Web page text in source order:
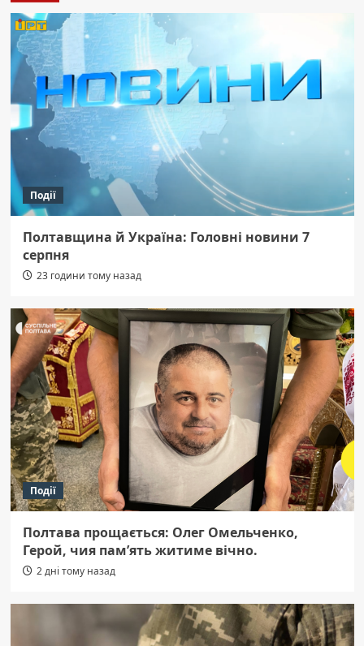
Події
Полтавщина й Україна: Головні новини 7
серпня
23 години тому назад
Події
Полтава прощається: Олег Омельченко,
Герой, чия пам’ять житиме вічно.
2 дні тому назад